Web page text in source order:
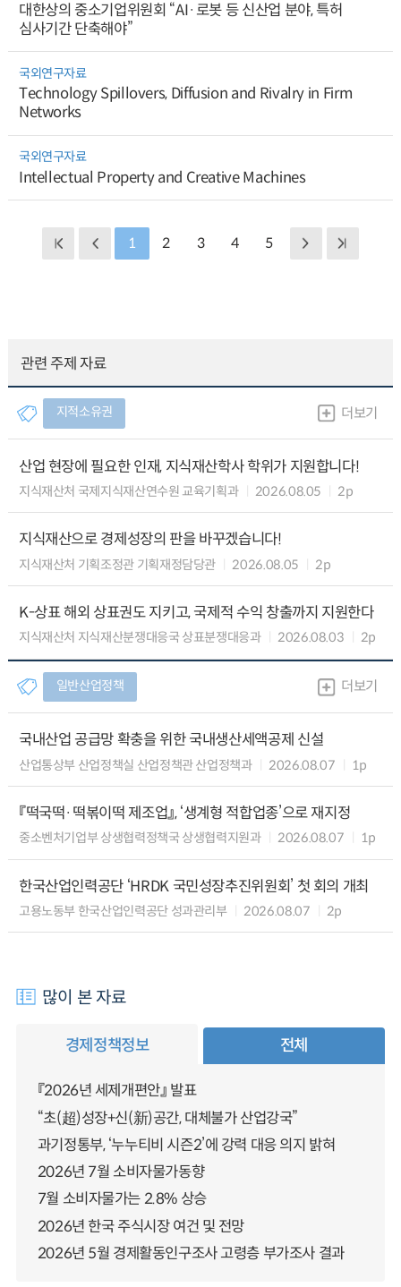
대한상의 중소기업위원회 “AI·로봇 등 신산업 분야, 특허
심사기간 단축해야”
국외연구자료
Technology Spillovers, Diffusion and Rivalry in Firm
Networks
국외연구자료
Intellectual Property and Creative Machines
1 2 3 4 5
관련 주제 자료
지적소유권 더보기
산업 현장에 필요한 인재, 지식재산학사 학위가 지원합니다!
지식재산처 국제지식재산연수원 교육기획과 2026.08.05 2p
지식재산으로 경제성장의 판을 바꾸겠습니다!
지식재산처 기획조정관 기획재정담당관 2026.08.05 2p
K-상표 해외 상표권도 지키고, 국제적 수익 창출까지 지원한다
지식재산처 지식재산분쟁대응국 상표분쟁대응과 2026.08.03 2p
일반산업정책 더보기
국내산업 공급망 확충을 위한 국내생산세액공제 신설
산업통상부 산업정책실 산업정책관 산업정책과 2026.08.07 1p
『떡국떡·떡볶이떡 제조업』, ‘생계형 적합업종’으로 재지정
중소벤처기업부 상생협력정책국 상생협력지원과 2026.08.07 1p
한국산업인력공단 ‘HRDK 국민성장추진위원회’ 첫 회의 개최
고용노동부 한국산업인력공단 성과관리부 2026.08.07 2p
많이 본 자료
경제정책정보 전체
『2026년 세제개편안』 발표
“초(超)성장+신(新)공간, 대체불가 산업강국”
과기정통부, ‘누누티비 시즌2’에 강력 대응 의지 밝혀
2026년 7월 소비자물가동향
7월 소비자물가는 2.8% 상승
2026년 한국 주식시장 여건 및 전망
2026년 5월 경제활동인구조사 고령층 부가조사 결과